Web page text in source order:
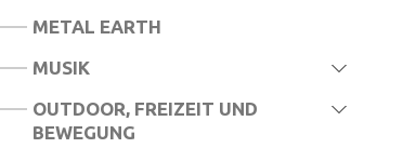
METAL EARTH
MUSIK
OUTDOOR, FREIZEIT UND
BEWEGUNG